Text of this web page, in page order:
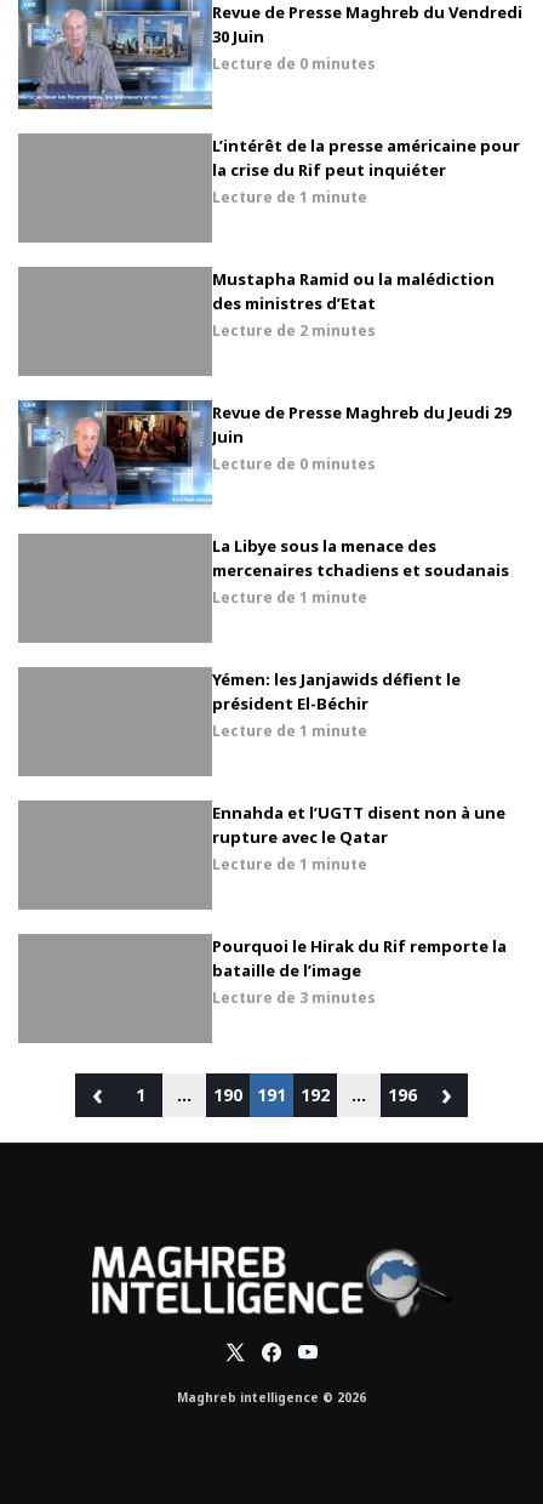
Revue de Presse Maghreb du Vendredi
30 Juin
Lecture de 0 minutes
L’intérêt de la presse américaine pour
la crise du Rif peut inquiéter
Lecture de 1 minute
Mustapha Ramid ou la malédiction
des ministres d’Etat
Lecture de 2 minutes
Revue de Presse Maghreb du Jeudi 29
Juin
Lecture de 0 minutes
La Libye sous la menace des
mercenaires tchadiens et soudanais
Lecture de 1 minute
Yémen: les Janjawids défient le
président El-Béchir
Lecture de 1 minute
Ennahda et l’UGTT disent non à une
rupture avec le Qatar
Lecture de 1 minute
Pourquoi le Hirak du Rif remporte la
bataille de l’image
Lecture de 3 minutes
‹ 1 … 190 191 192 … 196 ›
Maghreb intelligence © 2026